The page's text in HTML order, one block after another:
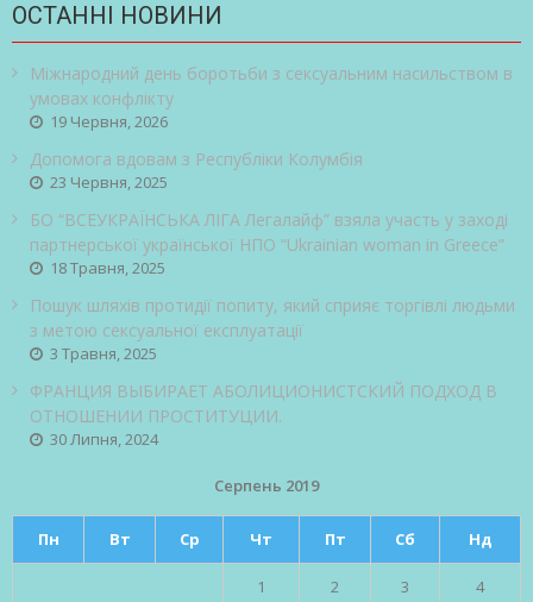
ОСТАННІ НОВИНИ
Міжнародний день боротьби з сексуальним насильством в
умовах конфлікту
19 Червня, 2026
Допомога вдовам з Республіки Колумбія
23 Червня, 2025
БО “ВСЕУКРАЇНСЬКА ЛІГА Легалайф” взяла участь у заході
партнерської української НПО “Ukrainian woman in Greece”
18 Травня, 2025
Пошук шляхів протидії попиту, який сприяє торгівлі людьми
з метою сексуальної експлуатації
3 Травня, 2025
ФРАНЦИЯ ВЫБИРАЕТ АБОЛИЦИОНИСТСКИЙ ПОДХОД В
ОТНОШЕНИИ ПРОСТИТУЦИИ.
30 Липня, 2024
Серпень 2019
Пн Вт Ср Чт Пт Сб Нд
1 2 3 4